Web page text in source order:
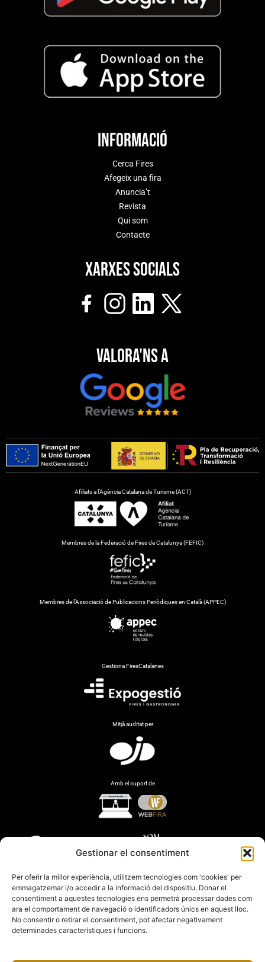
Gestionar el consentiment
Per oferir la millor experiència, utilitzem tecnologies com 'cookies' per
emmagatzemar i/o accedir a la informació del dispositiu. Donar el
consentiment a aquestes tecnologies ens permetrà processar dades com
ara el comportament de navegació o identificadors únics en aquest lloc.
No consentir o retirar el consentiment, pot afectar negativament
determinades característiques i funcions.
Informació
Cerca Fires
Afegeix una fira
Anuncia’t
Revista
Qui som
Contacte
Xarxes socials
Valora'ns a
Afiliats a l’Agència Catalana de Turisme (ACT)
Membres de la Federació de Fires de Catalunya (FEFIC)
Membres de l’Associació de Publicacions Periòdiques en Català (APPEC)
Gestiona FiresCatalanes
Mitjà auditat per
Amb el suport de